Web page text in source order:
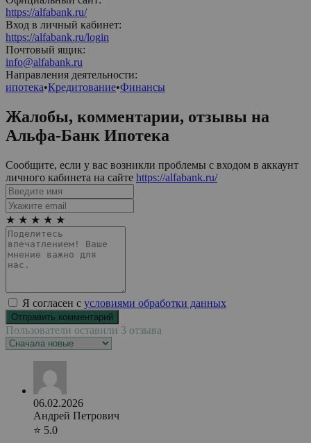
https://alfabank.ru/
Вход в личный кабинет:
https://alfabank.ru/login
Почтовый ящик:
info@alfabank.ru
Направления деятельности:
ипотека•Кредитование•Финансы
Жалобы, комментарии, отзывы на
Альфа-Банк Ипотека
Сообщите, если у вас возникли проблемы с входом в аккаунт
личного кабинета на сайте https://alfabank.ru/
★ ★ ★ ★ ★
Я согласен с условиями обработки данных
Пользователи оставили 3 отзыва
06.02.2026
Андрей Петрович
⭐ 5.0